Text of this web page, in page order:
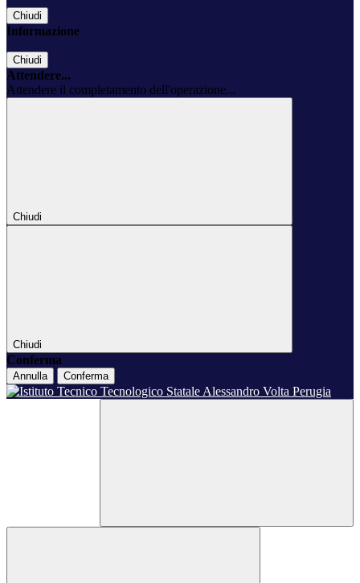
Chiudi
Informazione
Chiudi
Attendere...
Attendere il completamento dell'operazione...
Chiudi
Chiudi
Conferma
Annulla Conferma